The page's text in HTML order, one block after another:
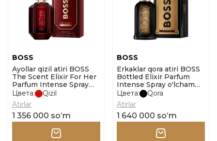
BOSS
Ayollar qizil atiri BOSS
The Scent Elixir For Her
Parfum Intense Spray
30ml o'lcham 30ml
Цвета:
Qizil
Atirlar
1 356 000 soʻm
BOSS
Erkaklar qora atiri BOSS
Bottled Elixir Parfum
Intense Spray o'lcham
50ml
Цвета:
Qora
Atirlar
1 640 000 soʻm